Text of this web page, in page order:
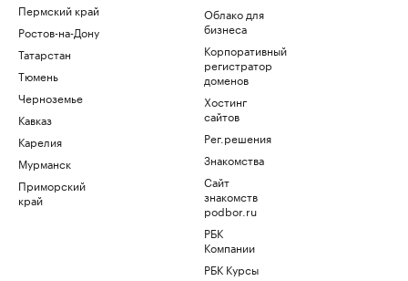
Пермский край
Ростов-на-Дону
Татарстан
Тюмень
Черноземье
Кавказ
Карелия
Мурманск
Приморский
край
Облако для
бизнеса
Корпоративный
регистратор
доменов
Хостинг
сайтов
Рег.решения
Знакомства
Сайт
знакомств
podbor.ru
РБК
Компании
РБК Курсы